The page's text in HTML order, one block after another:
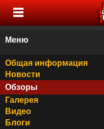
Меню
Общая информация
Новости
Обзоры
Галерея
Видео
Блоги